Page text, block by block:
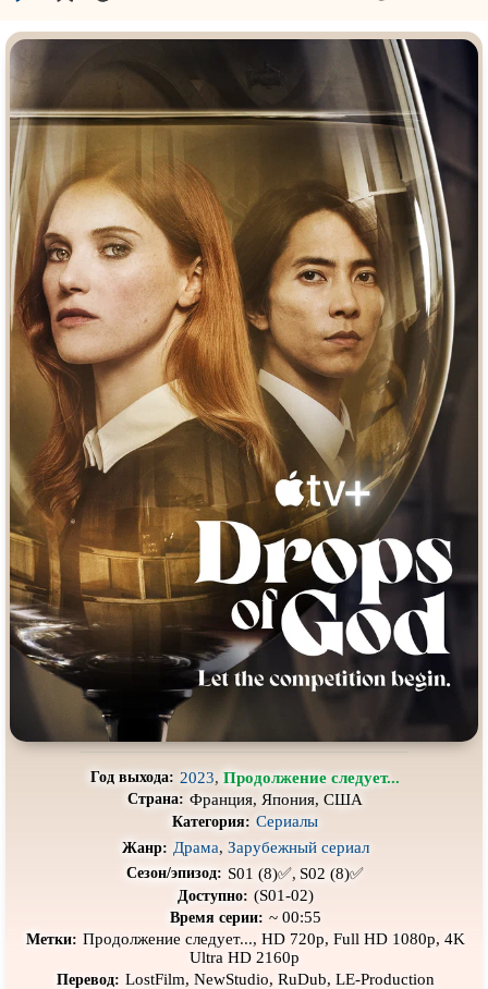
Индийское кино
Коллекция
Комикс Маги и Волшебники
Наркотики Новогодние
Основанное нареальных
событиях
Параллельные миры
Перевод Гоблина ПереводКубик в Кубе
ПереводКураж-Бамбей Пеплум
Подростковая жестокость Постапокалипсис
Призраки Про акул
Про апокалипсис Про богатых
Про богов Про вампиров
Про ведьм Про викингов
Про выживание Про гангстеров
Про гонки Про деревню
Про динозавров Про драконов
Про животных Про зомби
Про инопланетян
Про корабли и подводные
лодки
Про космос
Про маньяков исерийных
Про мафию
Про оборотней Про пиратов
Про подростков Про путешествия
Про рыцарей
Про собак
Про супергероев
Год выхода: 2023, Продолжение следует...
Страна: Франция, Япония, США
Категория: Сериалы
Жанр: Драма, Зарубежный сериал
Сезон/эпизод: S01 (8)✅, S02 (8)✅
Доступно: (S01-02)
Время серии: ~ 00:55
Метки: Продолжение следует..., HD 720p, Full HD 1080p, 4K
Ultra HD 2160p
Перевод: LostFilm, NewStudio, RuDub, LE-Production